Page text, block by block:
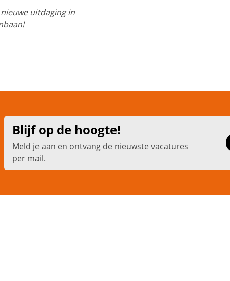
uitdaging in
Blijf op de hoogte!
Meld je aan en ontvang de nieuwste vacatures
per mail.